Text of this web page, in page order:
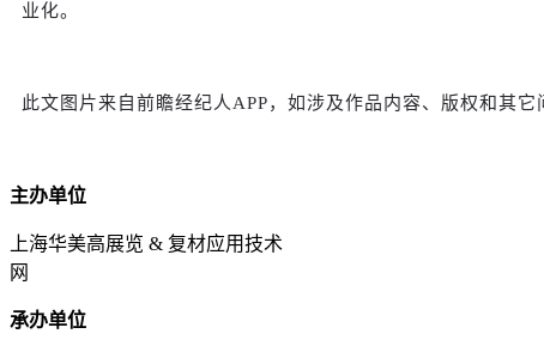
业化。
此文图片来自前瞻经纪人APP，如涉及作品内容、版权和其
主办单位
上海华美高展览 & 复材应用技术
网
承办单位